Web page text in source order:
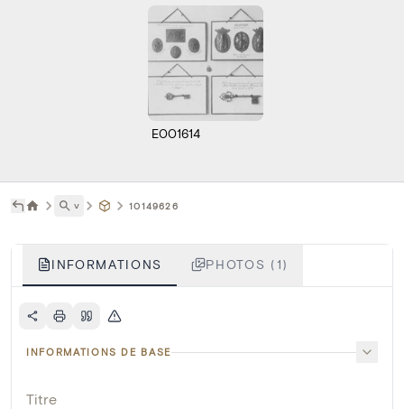
E001614
˅ 10149626
INFORMATIONS PHOTOS (1)
INFORMATIONS DE BASE
Titre